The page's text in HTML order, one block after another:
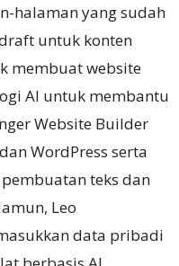
halaman yang sudah
untuk konten
membuat website
AI untuk membantu
Website Builder
WordPress serta
teks dan
Leo
data pribadi